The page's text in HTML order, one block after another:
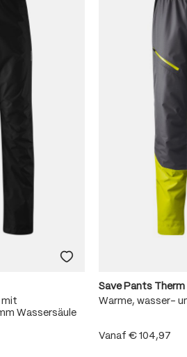
mit
Wassersäule
Save Pants Therm
Warme, wasser-
Vanaf € 104,97